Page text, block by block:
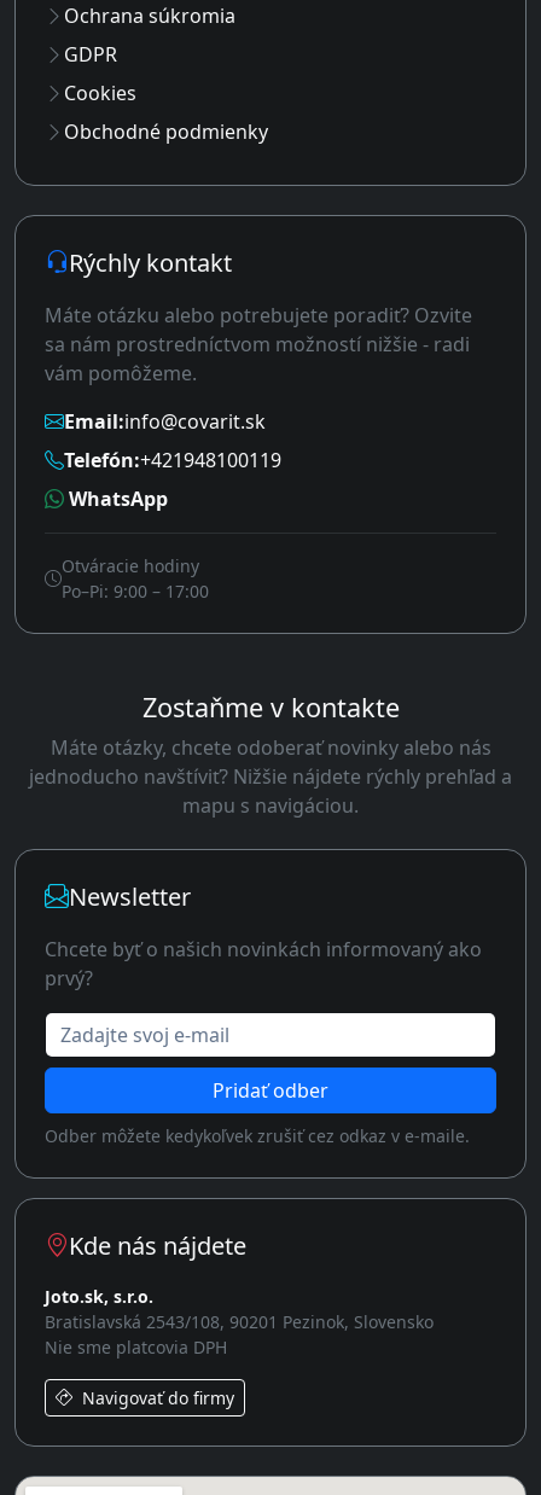
Ochrana súkromia
GDPR
Cookies
Obchodné podmienky
Rýchly kontakt
Máte otázku alebo potrebujete poradiť? Ozvite
sa nám prostredníctvom možností nižšie - radi
vám pomôžeme.
Email:info@covarit.sk
Telefón:+421948100119
WhatsApp
Otváracie hodiny
Po–Pi: 9:00 – 17:00
Zostaňme v kontakte
Máte otázky, chcete odoberať novinky alebo nás
jednoducho navštíviť? Nižšie nájdete rýchly prehľad a
mapu s navigáciou.
Newsletter
Chcete byť o našich novinkách informovaný ako
prvý?
Zadajte svoj e-mail
Pridať odber
Odber môžete kedykoľvek zrušiť cez odkaz v e-maile.
Kde nás nájdete
Joto.sk, s.r.o.
Bratislavská 2543/108, 90201 Pezinok, Slovensko
Nie sme platcovia DPH
Navigovať do firmy